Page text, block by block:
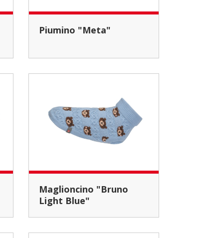
Piumino "Meta"
Maglioncino "Bruno
Light Blue"